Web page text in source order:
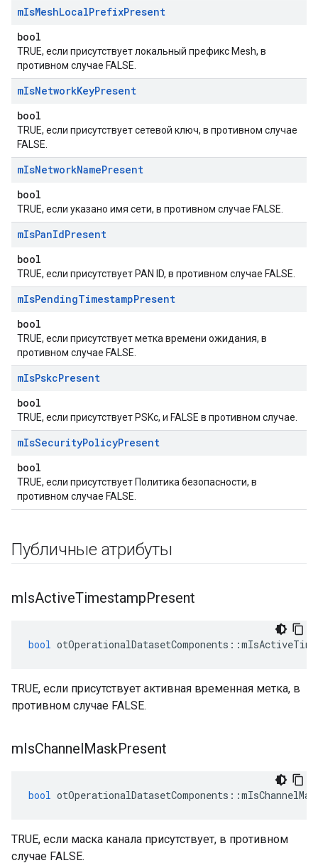
mIsMeshLocalPrefixPresent
bool
TRUE, если присутствует локальный префикс Mesh, в
противном случае FALSE.
mIsNetworkKeyPresent
bool
TRUE, если присутствует сетевой ключ, в противном случае
FALSE.
mIsNetworkNamePresent
bool
TRUE, если указано имя сети, в противном случае FALSE.
mIsPanIdPresent
bool
TRUE, если присутствует PAN ID, в противном случае FALSE.
mIsPendingTimestampPresent
bool
TRUE, если присутствует метка времени ожидания, в
противном случае FALSE.
mIsPskcPresent
bool
TRUE, если присутствует PSKc, и FALSE в противном случае.
mIsSecurityPolicyPresent
bool
TRUE, если присутствует Политика безопасности, в
противном случае FALSE.
Публичные атрибуты
mIsActiveTimestampPresent
bool otOperationalDatasetComponents ::
TRUE, если присутствует активная временная метка, в
противном случае FALSE.
mIsChannelMaskPresent
bool otOperationalDatasetComponents ::
TRUE, если маска канала присутствует, в противном
случае FALSE.